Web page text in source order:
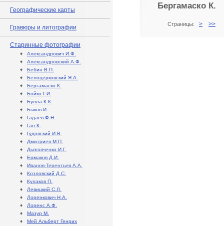
Географические карты
Гравюры и литографии
Старинные фотографии
♦ Александрович И.Ф.
♦ Александровский А.Ф.
♦ Бебин В.П.
♦ Белоцерковский Я.А.
♦ Бергамаско К.
♦ Бойко Г.И.
♦ Булла К.К.
♦ Быков И.
♦ Гадаев Ф.Н.
♦ Ган К.
♦ Гудовский И.В.
♦ Дмитриев М.П.
♦ Дьяговченко И.Г.
♦ Ермаков Д.И.
♦ Иванов-Терентьев А.А.
♦ Козловский Д.С.
♦ Кулаков П.
♦ Левицкий С.Л.
♦ Лоренкович Н.А.
♦ Лоренс А.Ф.
♦ Мазур М.
♦ Мей Альберт Генрих
Бергамаско К.
Страницы: > >>